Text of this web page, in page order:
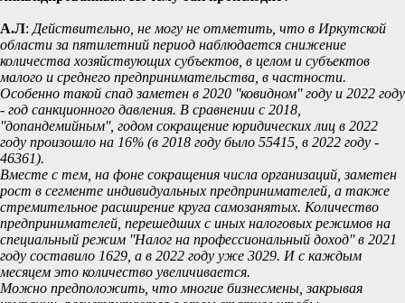
А.Л: Действительно, не могу не отметить, что в Иркутской
области за пятилетний период наблюдается снижение
количества хозяйствующих субъектов, в целом и субъектов
малого и среднего предпринимательства, в частности.
Особенно такой спад заметен в 2020 ''ковидном'' году и 2022 году
- год санкционного давления. В сравнении с 2018,
''допандемийным'', годом сокращение юридических лиц в 2022
году произошло на 16% (в 2018 году было 55415, в 2022 году -
46361).
Вместе с тем, на фоне сокращения числа организаций, заметен
рост в сегменте индивидуальных предпринимателей, а также
стремительное расширение круга самозанятых. Количество
предпринимателей, перешедших с иных налоговых режимов на
специальный режим ''Налог на профессиональный доход'' в 2021
году составило 1629, а в 2022 году уже 3029. И с каждым
месяцем это количество увеличивается.
Можно предположить, что многие бизнесмены, закрывая